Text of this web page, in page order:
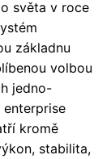
světa v roce
základnu
volbou
jedno-
kromě
stabilita,